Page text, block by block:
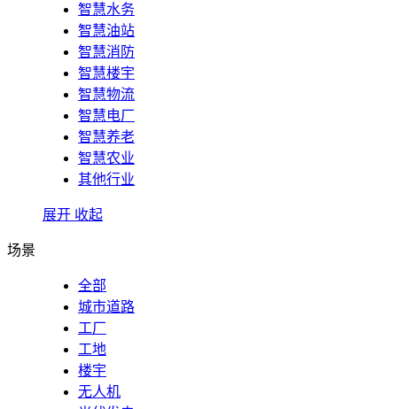
智慧水务
智慧油站
智慧消防
智慧楼宇
智慧物流
智慧电厂
智慧养老
智慧农业
其他行业
展开 收起
场景
全部
城市道路
工厂
工地
楼宇
无人机